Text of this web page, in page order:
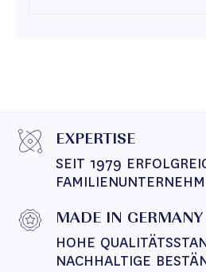
EXPERTISE
SEIT 1979
MADE IN GERMANY
HOHE
NACHHALTIGE